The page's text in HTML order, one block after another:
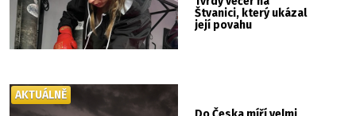
Štvanici, který ukázal
její povahu
AKTUÁLNĚ